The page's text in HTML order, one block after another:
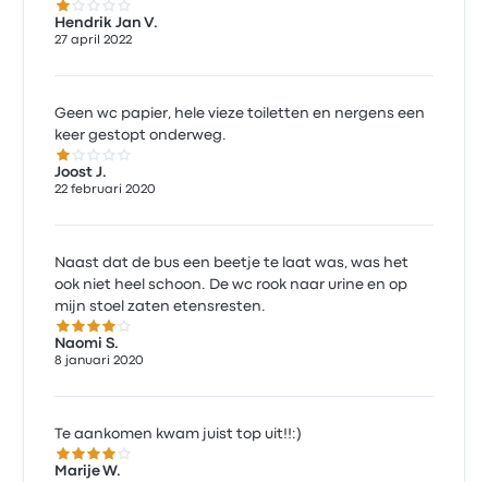
1.0 van de 5 sterren
Hendrik Jan V.
27 april 2022
Geen wc papier, hele vieze toiletten en nergens een
keer gestopt onderweg.
1.0 van de 5 sterren
Joost J.
22 februari 2020
Naast dat de bus een beetje te laat was, was het
ook niet heel schoon. De wc rook naar urine en op
mijn stoel zaten etensresten.
4.0 van de 5 sterren
Naomi S.
8 januari 2020
Te aankomen kwam juist top uit!!:)
4.0 van de 5 sterren
Marije W.